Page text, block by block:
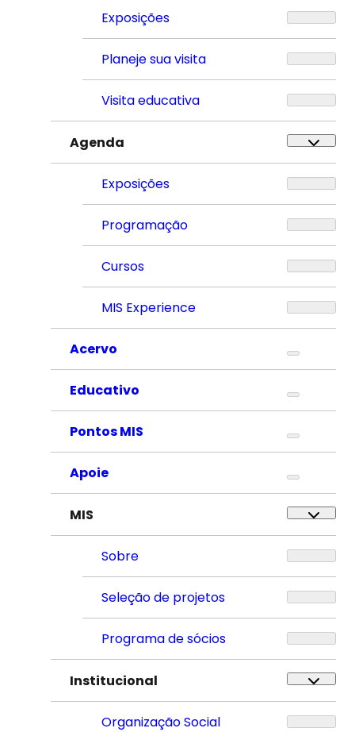
Exposições
Planeje sua visita
Visita educativa
Agenda
Exposições
Programação
Cursos
MIS Experience
Acervo
Educativo
Pontos MIS
Apoie
MIS
Sobre
Seleção de projetos
Programa de sócios
Institucional
Organização Social